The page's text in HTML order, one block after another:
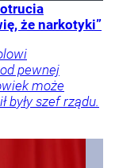
że narkotyki”
pewnej
może
były szef rządu.